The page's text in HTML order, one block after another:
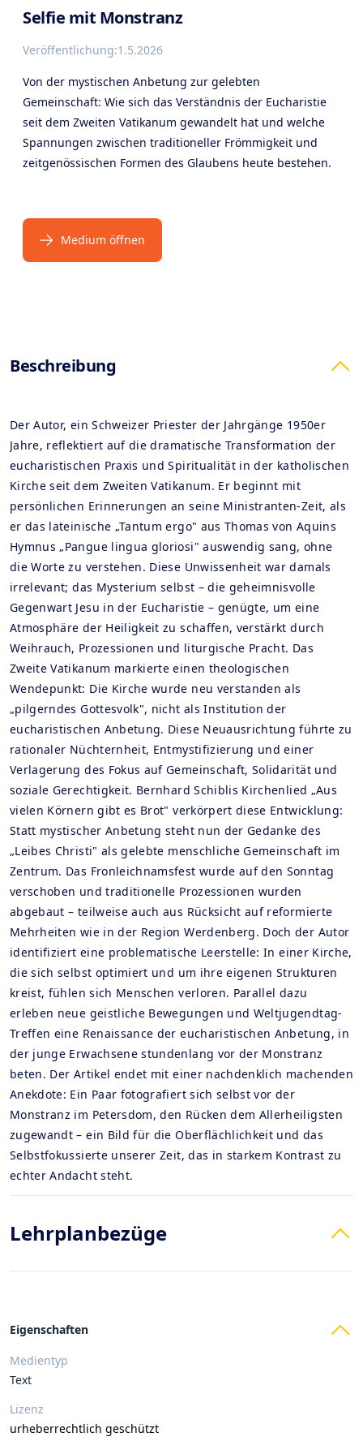
Selfie mit Monstranz
Veröffentlichung:1.5.2026
Von der mystischen Anbetung zur gelebten
Gemeinschaft: Wie sich das Verständnis der Eucharistie
seit dem Zweiten Vatikanum gewandelt hat und welche
Spannungen zwischen traditioneller Frömmigkeit und
zeitgenössischen Formen des Glaubens heute bestehen.
Medium öffnen
Products
Beschreibung
Der Autor, ein Schweizer Priester der Jahrgänge 1950er
Jahre, reflektiert auf die dramatische Transformation der
eucharistischen Praxis und Spiritualität in der katholischen
Kirche seit dem Zweiten Vatikanum. Er beginnt mit
persönlichen Erinnerungen an seine Ministranten-Zeit, als
er das lateinische „Tantum ergo" aus Thomas von Aquins
Hymnus „Pangue lingua gloriosi" auswendig sang, ohne
die Worte zu verstehen. Diese Unwissenheit war damals
irrelevant; das Mysterium selbst – die geheimnisvolle
Gegenwart Jesu in der Eucharistie – genügte, um eine
Atmosphäre der Heiligkeit zu schaffen, verstärkt durch
Weihrauch, Prozessionen und liturgische Pracht. Das
Zweite Vatikanum markierte einen theologischen
Wendepunkt: Die Kirche wurde neu verstanden als
„pilgerndes Gottesvolk", nicht als Institution der
eucharistischen Anbetung. Diese Neuausrichtung führte zu
rationaler Nüchternheit, Entmystifizierung und einer
Verlagerung des Fokus auf Gemeinschaft, Solidarität und
soziale Gerechtigkeit. Bernhard Schiblis Kirchenlied „Aus
vielen Körnern gibt es Brot" verkörpert diese Entwicklung:
Statt mystischer Anbetung steht nun der Gedanke des
„Leibes Christi" als gelebte menschliche Gemeinschaft im
Zentrum. Das Fronleichnamsfest wurde auf den Sonntag
verschoben und traditionelle Prozessionen wurden
abgebaut – teilweise auch aus Rücksicht auf reformierte
Mehrheiten wie in der Region Werdenberg. Doch der Autor
identifiziert eine problematische Leerstelle: In einer Kirche,
die sich selbst optimiert und um ihre eigenen Strukturen
kreist, fühlen sich Menschen verloren. Parallel dazu
erleben neue geistliche Bewegungen und Weltjugendtag-
Treffen eine Renaissance der eucharistischen Anbetung, in
der junge Erwachsene stundenlang vor der Monstranz
beten. Der Artikel endet mit einer nachdenklich machenden
Anekdote: Ein Paar fotografiert sich selbst vor der
Monstranz im Petersdom, den Rücken dem Allerheiligsten
zugewandt – ein Bild für die Oberflächlichkeit und das
Selbstfokussierte unserer Zeit, das in starkem Kontrast zu
echter Andacht steht.
Lehrplanbezüge
Eigenschaften
Medientyp
Text
Lizenz
urheberrechtlich geschützt